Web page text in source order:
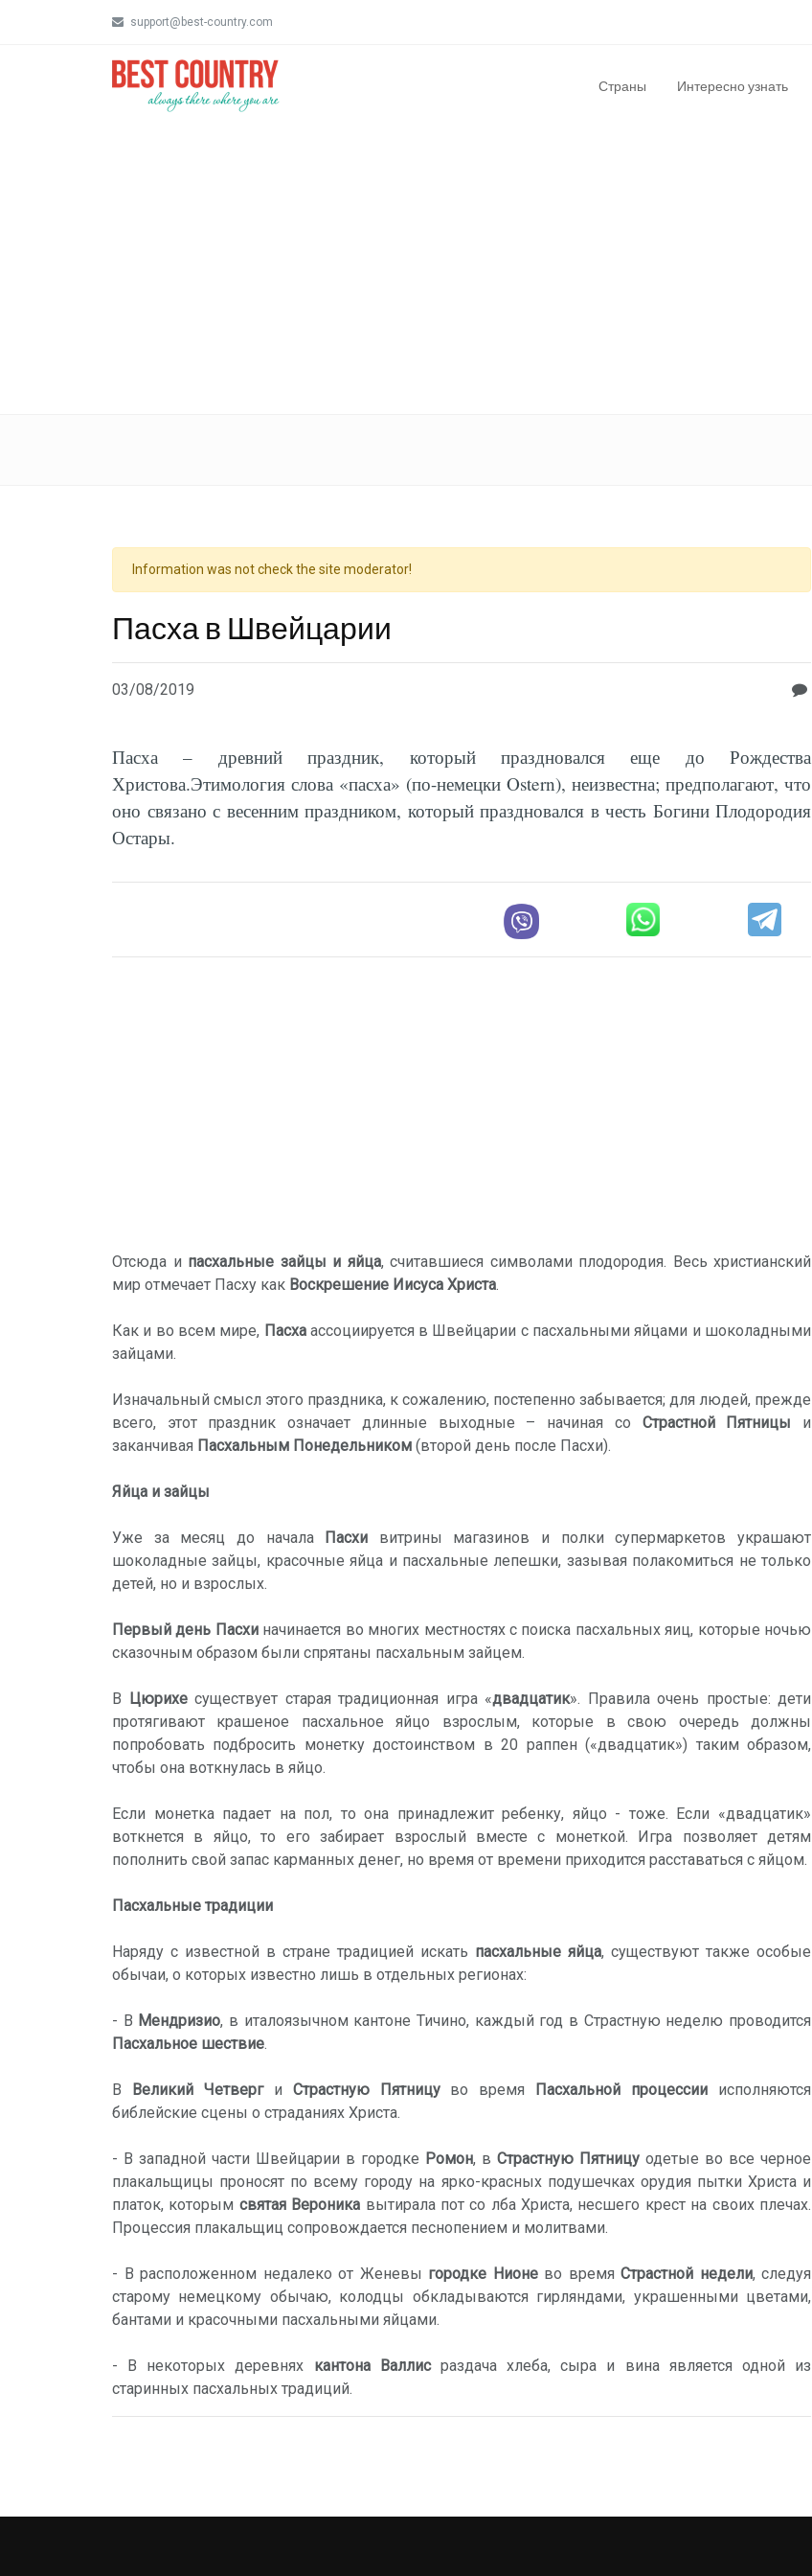
support@best-country.com
Страны Интересно узнать
Information was not check the site moderator!
Пасха в Швейцарии
03/08/2019
Пасха – древний праздник, который праздновался еще до Рождества
Христова.Этимология слова «пасха» (по-немецки Ostern), неизвестна; предполагают, что
оно связано с весенним праздником, который праздновался в честь Богини Плодородия
Остары.
Отсюда и пасхальные зайцы и яйца, считавшиеся символами плодородия. Весь христианский
мир отмечает Пасху как Воскрешение Иисуса Христа.
Как и во всем мире, Пасхаассоциируется в Швейцарии с пасхальными яйцами и шоколадными
зайцами.
Изначальный смысл этого праздника, к сожалению, постепенно забывается; для людей, прежде
всего, этот праздник означает длинные выходные – начиная со Страстной Пятницы и
заканчивая Пасхальным Понедельником (второй день после Пасхи).
Яйца и зайцы
Уже за месяц до начала Пасхи витрины магазинов и полки супермаркетов украшают
шоколадные зайцы, красочные яйца и пасхальные лепешки, зазывая полакомиться не только
детей, но и взрослых.
Первый день Пасхиначинается во многих местностях с поиска пасхальных яиц, которые ночью
сказочным образом были спрятаны пасхальным зайцем.
В Цюрихесуществует старая традиционная игра «двадцатик». Правила очень простые: дети
протягивают крашеное пасхальное яйцо взрослым, которые в свою очередь должны
попробовать подбросить монетку достоинством в 20 раппен («двадцатик») таким образом,
чтобы она воткнулась в яйцо.
Если монетка падает на пол, то она принадлежит ребенку, яйцо - тоже. Если «двадцатик»
воткнется в яйцо, то его забирает взрослый вместе с монеткой. Игра позволяет детям
пополнить свой запас карманных денег, но время от времени приходится расставаться с яйцом.
Пасхальные традиции
Наряду с известной в стране традицией искать пасхальные яйца, существуют также особые
обычаи, о которых известно лишь в отдельных регионах:
- В Мендризио, в италоязычном кантоне Тичино, каждый год в Страстную неделю проводится
Пасхальное шествие.
В Великий Четверги Страстную Пятницуво время Пасхальной процессии исполняются
библейские сцены о страданиях Христа.
- В западной части Швейцарии в городке Ромон, в Страстную Пятницу одетые во все черное
плакальщицы проносят по всему городу на ярко-красных подушечках орудия пытки Христа и
платок, которым святая Вероника вытирала пот со лба Христа, несшего крест на своих плечах.
Процессия плакальщиц сопровождается песнопением и молитвами.
- В расположенном недалеко от Женевы городке Нионево время Страстной недели, следуя
старому немецкому обычаю, колодцы обкладываются гирляндами, украшенными цветами,
бантами и красочными пасхальными яйцами.
- В некоторых деревнях кантона Валлисраздача хлеба, сыра и вина является одной из
старинных пасхальных традиций.